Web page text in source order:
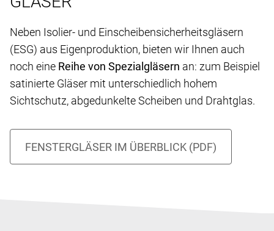
Neben Isolier- und Einscheibensicherheitsgläsern
(ESG) aus Eigenproduktion, bieten wir Ihnen auch
noch eine Reihe von Spezialgläsern an: zum Beispiel
satinierte Gläser mit unterschiedlich hohem
Sichtschutz, abgedunkelte Scheiben und Drahtglas.